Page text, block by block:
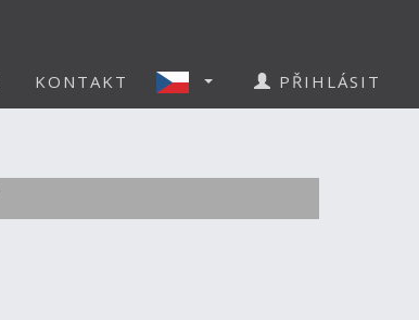
KONTAKT PŘIHLÁSIT